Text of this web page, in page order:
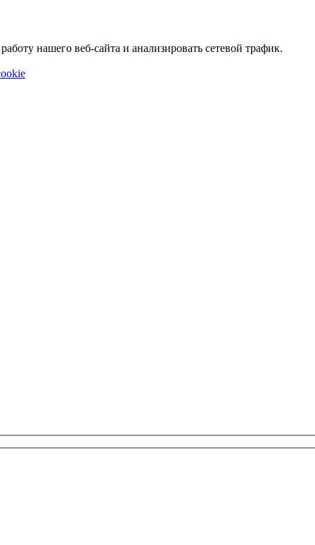
нашего веб-сайта и анализировать сетевой трафик.